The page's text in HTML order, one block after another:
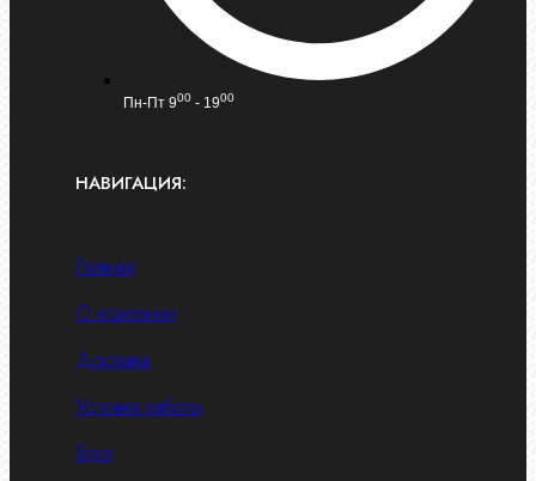
Пн-Пт 900 - 1900
НАВИГАЦИЯ:
Главная
О компании
Доставка
Условия работы
Блог